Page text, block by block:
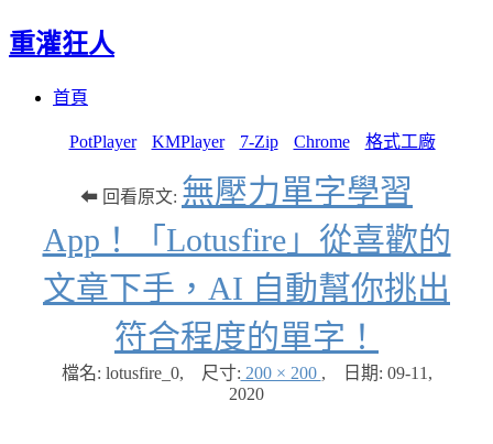
重灌狂人
首頁
PotPlayer KMPlayer 7-Zip Chrome 格式工廠
⬅ 回看原文: 無壓力單字學習
App！「Lotusfire」從喜歡的
文章下手，AI 自動幫你挑出
符合程度的單字！
檔名: lotusfire_0, 尺寸: 200 × 200 , 日期: 09-11,
2020